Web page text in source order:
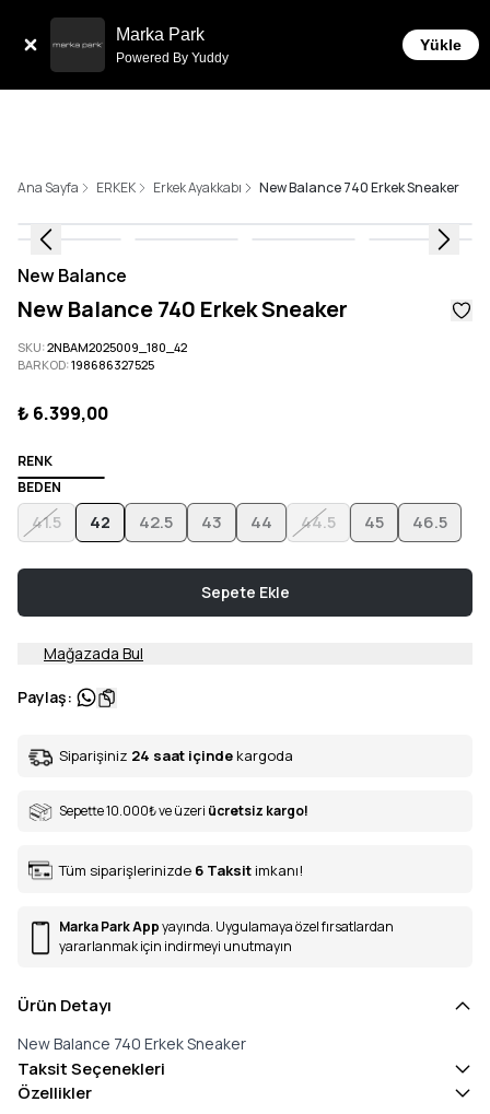
Marka Park
Powered By Yuddy
Yükle
Ana Sayfa ERKEK Erkek Ayakkabı New Balance 740 Erkek Sneaker
New Balance
New Balance 740 Erkek Sneaker
SKU:2NBAM2025009_180_42
BARKOD:198686327525
₺ 6.399,00
RENK
BEDEN
41.5 42 42.5 43 44 44.5 45 46.5
Sepete Ekle
Mağazada Bul
Paylaş:
Siparişiniz 24 saat içinde kargoda
Sepette 10.000₺ve üzeri ücretsiz kargo!
Tüm siparişlerinizde 6 Taksit imkanı!
Marka Park Appyayında. Uygulamaya özel fırsatlardan
yararlanmak için indirmeyi unutmayın
Ürün Detayı
New Balance 740 Erkek Sneaker
Taksit Seçenekleri
Özellikler